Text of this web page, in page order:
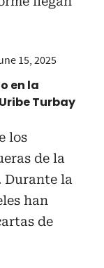
15, 2025
en la
Turbay
los
de la
Durante la
han
de